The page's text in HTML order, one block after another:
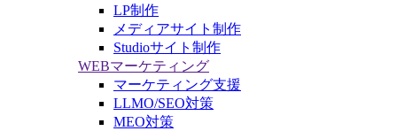
LP制作
メディアサイト制作
Studioサイト制作
WEBマーケティング
マーケティング支援
LLMO/SEO対策
MEO対策